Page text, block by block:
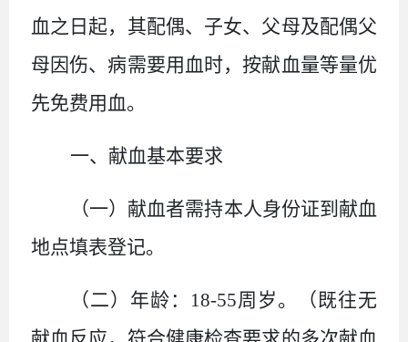
血之日起，其配偶、子女、父母及配偶父
母因伤、病需要用血时，按献血量等量优
先免费用血。
一、 献血基本要求
（一） 献血者需持本人身份证到献血
地点填表登记。
（二） 年龄： 18-55周岁。（既往无